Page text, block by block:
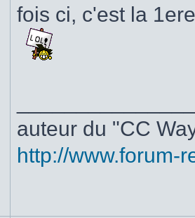
fois ci, c'est la
auteur du "CC
http://www.forum-